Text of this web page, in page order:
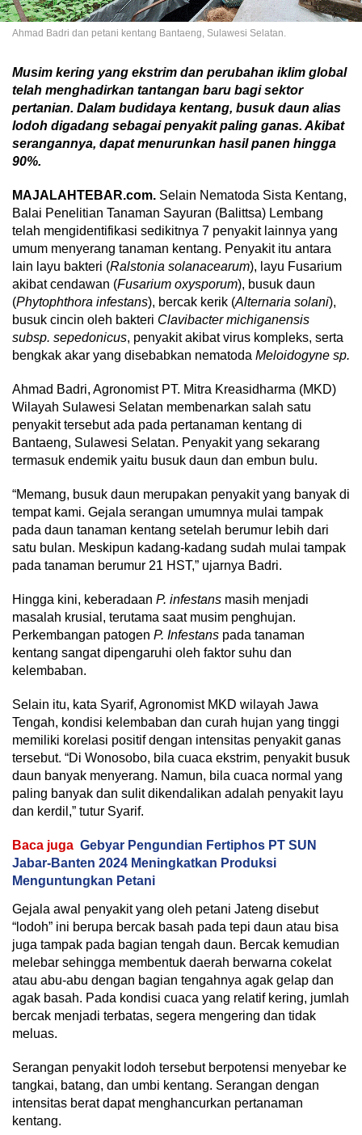
Ahmad Badri dan petani kentang Bantaeng, Sulawesi Selatan.
Musim kering yang ekstrim dan perubahan iklim global
telah menghadirkan tantangan baru bagi sektor
pertanian. Dalam budidaya kentang, busuk daun alias
lodoh digadang sebagai penyakit paling ganas. Akibat
serangannya, dapat menurunkan hasil panen hingga
90%.
MAJALAHTEBAR.com. Selain Nematoda Sista Kentang,
Balai Penelitian Tanaman Sayuran (Balittsa) Lembang
telah mengidentifikasi sedikitnya 7 penyakit lainnya yang
umum menyerang tanaman kentang. Penyakit itu antara
lain layu bakteri (Ralstonia solanacearum), layu Fusarium
akibat cendawan (Fusarium oxysporum), busuk daun
(Phytophthora infestans), bercak kerik (Alternaria solani),
busuk cincin oleh bakteri Clavibacter michiganensis
subsp. sepedonicus, penyakit akibat virus kompleks, serta
bengkak akar yang disebabkan nematoda Meloidogyne sp.
Ahmad Badri, Agronomist PT. Mitra Kreasidharma (MKD)
Wilayah Sulawesi Selatan membenarkan salah satu
penyakit tersebut ada pada pertanaman kentang di
Bantaeng, Sulawesi Selatan. Penyakit yang sekarang
termasuk endemik yaitu busuk daun dan embun bulu.
“Memang, busuk daun merupakan penyakit yang banyak di
tempat kami. Gejala serangan umumnya mulai tampak
pada daun tanaman kentang setelah berumur lebih dari
satu bulan. Meskipun kadang-kadang sudah mulai tampak
pada tanaman berumur 21 HST,” ujarnya Badri.
Hingga kini, keberadaan P. infestans masih menjadi
masalah krusial, terutama saat musim penghujan.
Perkembangan patogen P. Infestans pada tanaman
kentang sangat dipengaruhi oleh faktor suhu dan
kelembaban.
Selain itu, kata Syarif, Agronomist MKD wilayah Jawa
Tengah, kondisi kelembaban dan curah hujan yang tinggi
memiliki korelasi positif dengan intensitas penyakit ganas
tersebut. “Di Wonosobo, bila cuaca ekstrim, penyakit busuk
daun banyak menyerang. Namun, bila cuaca normal yang
paling banyak dan sulit dikendalikan adalah penyakit layu
dan kerdil,” tutur Syarif.
Baca juga Gebyar Pengundian Fertiphos PT SUN
Jabar-Banten 2024 Meningkatkan Produksi
Menguntungkan Petani
Gejala awal penyakit yang oleh petani Jateng disebut
“lodoh” ini berupa bercak basah pada tepi daun atau bisa
juga tampak pada bagian tengah daun. Bercak kemudian
melebar sehingga membentuk daerah berwarna cokelat
atau abu-abu dengan bagian tengahnya agak gelap dan
agak basah. Pada kondisi cuaca yang relatif kering, jumlah
bercak menjadi terbatas, segera mengering dan tidak
meluas.
Serangan penyakit lodoh tersebut berpotensi menyebar ke
tangkai, batang, dan umbi kentang. Serangan dengan
intensitas berat dapat menghancurkan pertanaman
kentang.